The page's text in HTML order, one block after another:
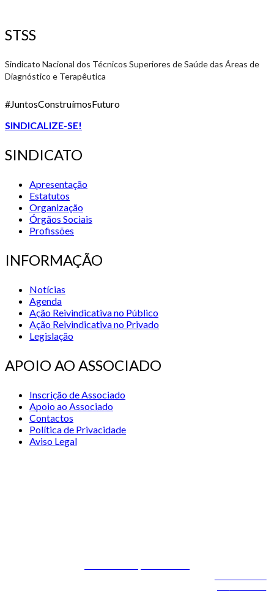
STSS
Sindicato Nacional dos Técnicos Superiores de Saúde das Áreas de
Diagnóstico e Terapêutica
#JuntosConstruímosFuturo
SINDICALIZE-SE!
SINDICATO
Apresentação
Estatutos
Organização
Órgãos Sociais
Profissões
INFORMAÇÃO
Notícias
Agenda
Ação Reivindicativa no Público
Ação Reivindicativa no Privado
Legislação
APOIO AO ASSOCIADO
Inscrição de Associado
Apoio ao Associado
Contactos
Política de Privacidade
Aviso Legal